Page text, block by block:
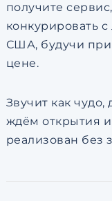
получите
конкурировать
США, будучи при
цене.
Звучит как чудо,
ждём открытия и
реализован без